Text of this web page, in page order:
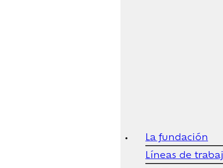
La fundación
Líneas de